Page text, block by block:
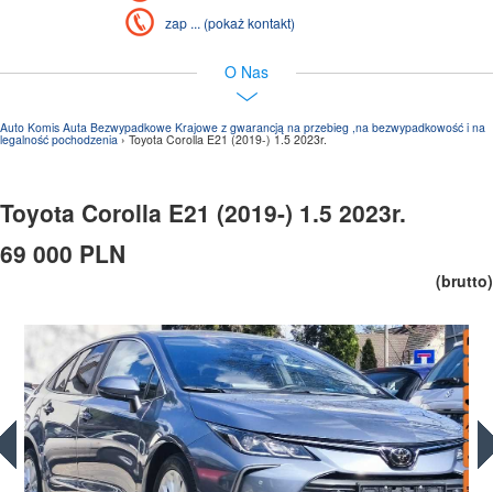
zap ... (pokaż kontakt)
O Nas
Auto Komis Auta Bezwypadkowe Krajowe z gwarancją na przebieg ,na bezwypadkowość i na
legalność pochodzenia› Toyota Corolla E21 (2019-) 1.5 2023r.
Toyota Corolla E21 (2019-) 1.5 2023r.
69 000 PLN
(brutto)